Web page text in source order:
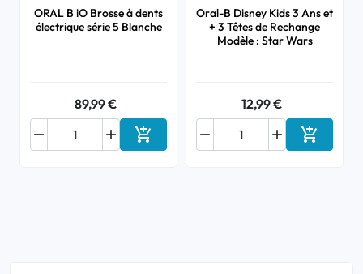
ORAL B iO Brosse à dents
électrique série 5 Blanche
89,99 €

 Ajouter au panier
Oral-B Disney Kids 3 Ans et
+ 3 Têtes de Rechange
Modèle : Star Wars
12,99 €

 Ajouter